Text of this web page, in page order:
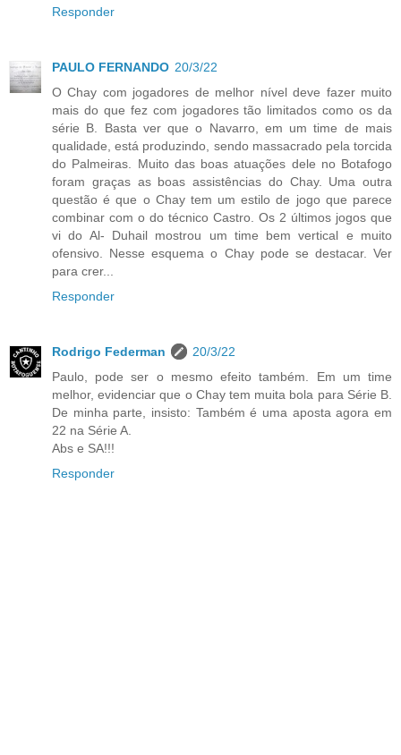
Responder
PAULO FERNANDO 20/3/22
O Chay com jogadores de melhor nível deve fazer muito
mais do que fez com jogadores tão limitados como os da
série B. Basta ver que o Navarro, em um time de mais
qualidade, está produzindo, sendo massacrado pela torcida
do Palmeiras. Muito das boas atuações dele no Botafogo
foram graças as boas assistências do Chay. Uma outra
questão é que o Chay tem um estilo de jogo que parece
combinar com o do técnico Castro. Os 2 últimos jogos que
vi do Al- Duhail mostrou um time bem vertical e muito
ofensivo. Nesse esquema o Chay pode se destacar. Ver
para crer...
Responder
Rodrigo Federman
20/3/22
Paulo, pode ser o mesmo efeito também. Em um time
melhor, evidenciar que o Chay tem muita bola para Série B.
De minha parte, insisto: Também é uma aposta agora em
22 na Série A.
Abs e SA!!!
Responder